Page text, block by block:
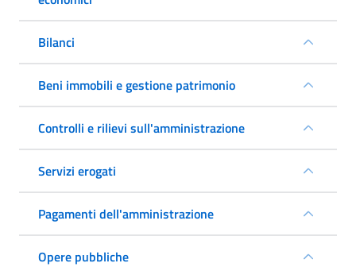
Bilanci
Beni immobili e gestione patrimonio
Controlli e rilievi sull'amministrazione
Servizi erogati
Pagamenti dell'amministrazione
Opere pubbliche